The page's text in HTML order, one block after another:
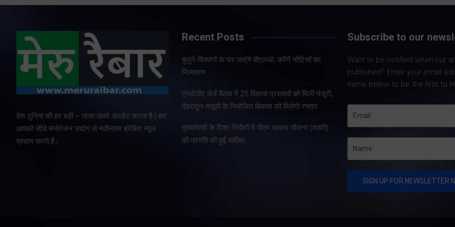
देश दुनिया की हर बड़ी – ताजा खबरे अपडेट करता है | हम
आपको सीधे मनोरंजन उद्योग से नवीनतम ब्रेकिंग न्यूज
प्रदान करते हैं।
Recent Posts
बुजुर्ग-दिव्यांगों के घर जाएंगे बीएलओ, करेंगे नोटिसों का
निस्तारण
एमडीडीए बोर्ड बैठक में 25 विकास प्रस्तावों को मिली मंजूरी,
देहरादून-मसूरी के नियोजित विकास को मिलेगी रफ्तार
मुख्यमंत्री के दिशा-निर्देशों में पीएम आवास योजना (शहरी)
की प्रगति की हुई समीक्षा
Subscribe to our
Want to be notified when our
published? Enter your email
name below to be the first to
Share Nowदेहरादून। प्रदेश
कुमार गैरोला ने नई दिल्ली स्थित
नेपाल दूतावास में नेपाल के
सुरेन्द्र थापा से शिष्टाचार भेंट
की। इस…
Share
को कुमांऊ-गढ़वाल के
जिलाधिकारियों के साथ
पुनरीक्षण अभियान की…